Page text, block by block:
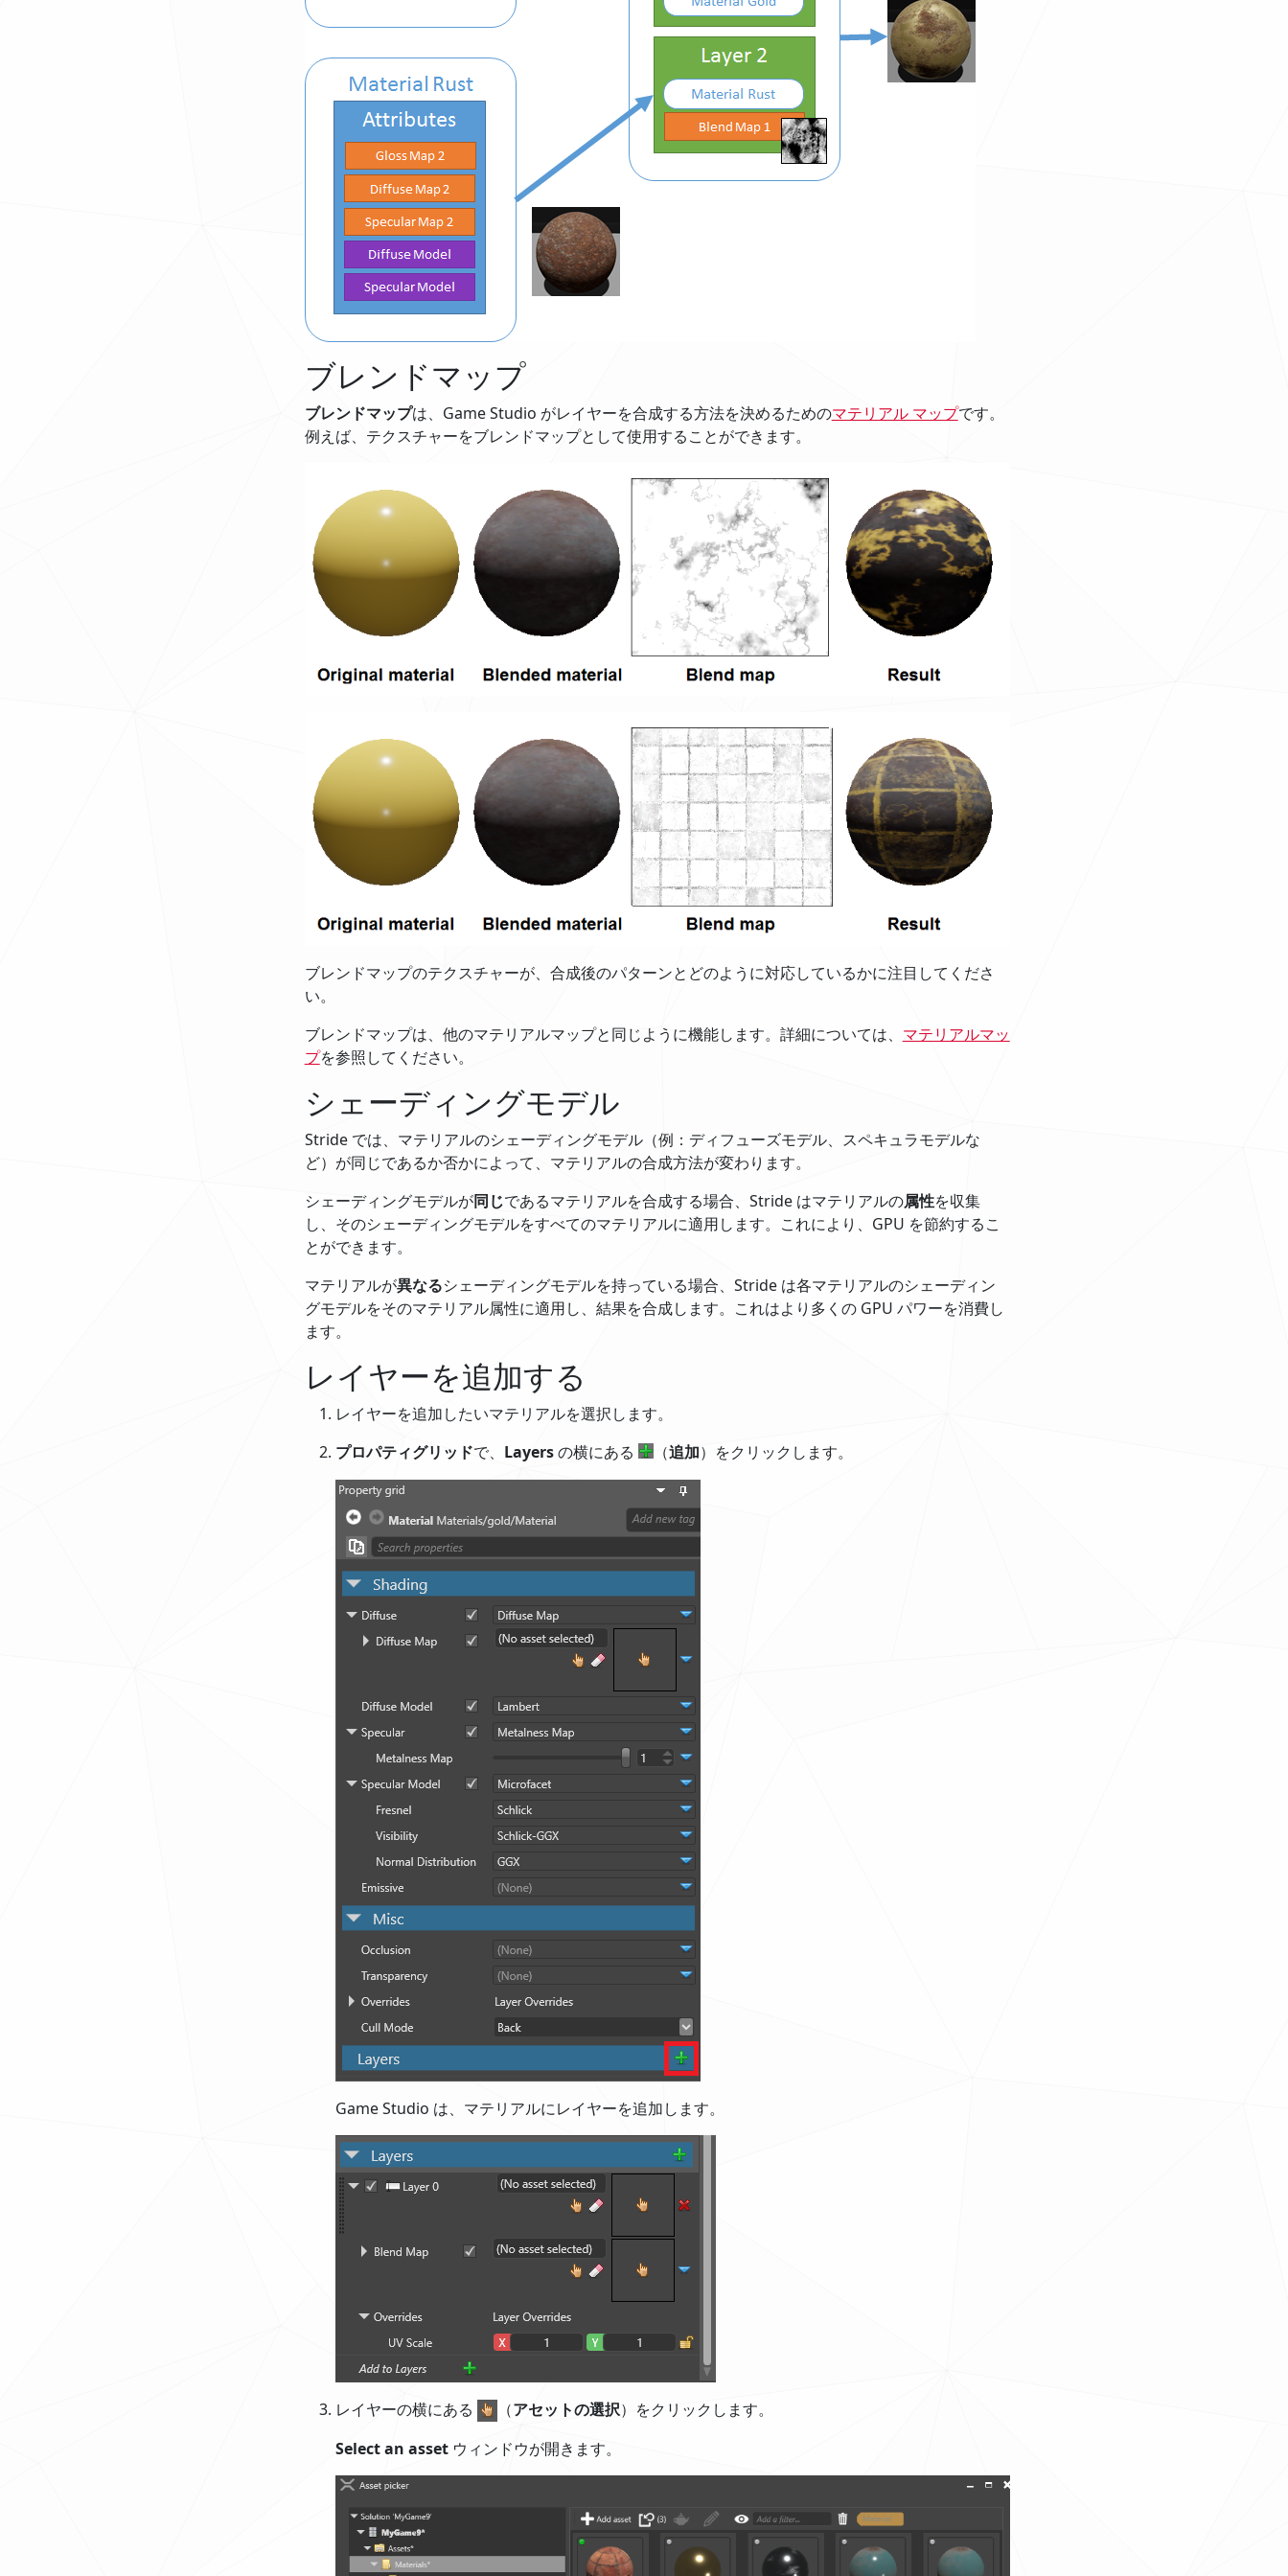
ブレンドマップ
ブレンドマップは、Game Studio がレイヤーを合成する方法を決めるためのマテリアル マップです。
例えば、テクスチャーをブレンドマップとして使用することができます。
ブレンドマップのテクスチャーが、合成後のパターンとどのように対応しているかに注目してくださ
い。
ブレンドマップは、他のマテリアルマップと同じように機能します。詳細については、 マテリアルマッ
プを参照してください。
シェーディングモデル
Stride では、マテリアルのシェーディングモデル（例：ディフューズモデル、スペキュラモデルな
ど）が同じであるか否かによって、マテリアルの合成方法が変わります。
シェーディングモデルが同じであるマテリアルを合成する場合、Stride はマテリアルの属性を収集
し、そのシェーディングモデルをすべてのマテリアルに適用します。これにより、GPU を節約するこ
とができます。
マテリアルが異なるシェーディングモデルを持っている場合、Stride は各マテリアルのシェーディン
グモデルをそのマテリアル属性に適用し、結果を合成します。これはより多くの GPU パワーを消費し
ます。
レイヤーを追加する
レイヤーを追加したいマテリアルを選択します。
プロパティグリッドで、 Layersの横にある （追加）をクリックします。
Game Studio は、マテリアルにレイヤーを追加します。
レイヤーの横にある （アセットの選択）をクリックします。
Select an assetウィンドウが開きます。